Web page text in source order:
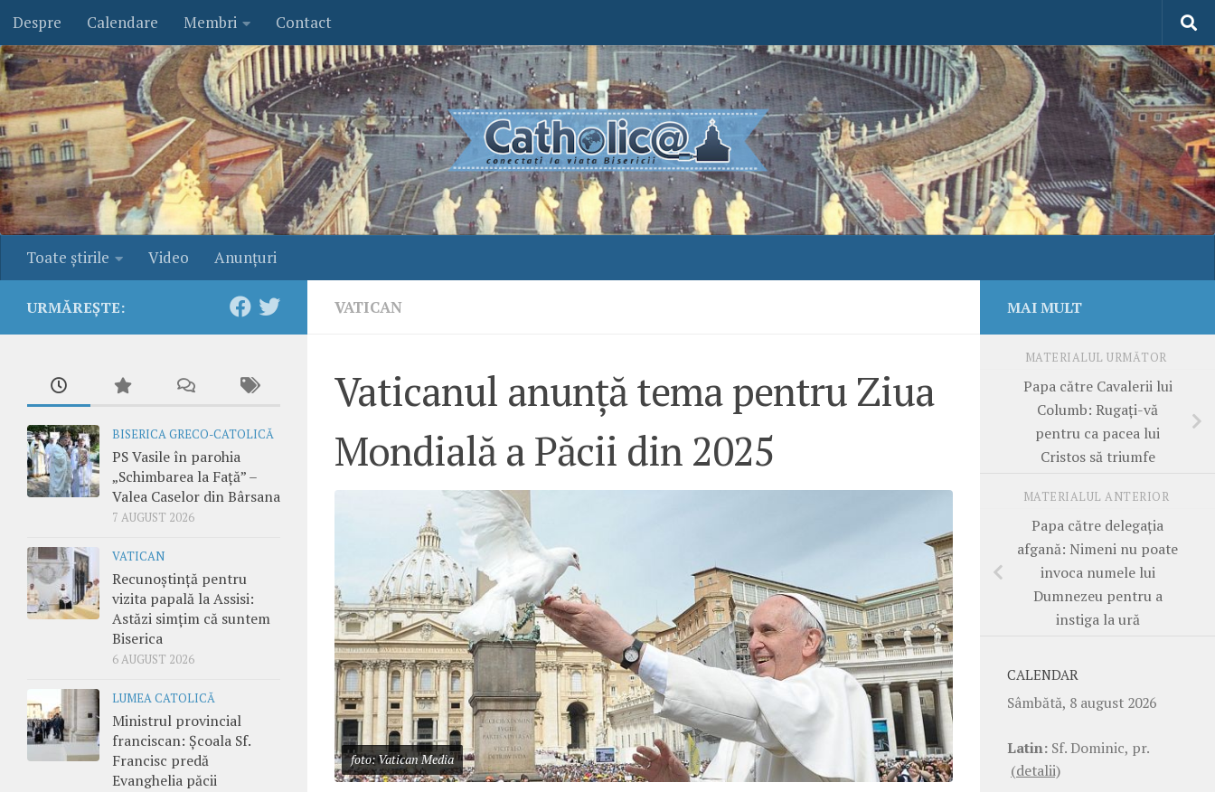
Skip to content
Despre Calendare Membri Contact
Toate ştirile Video Anunţuri
VATICAN
Vaticanul anunță tema pentru Ziua
Mondială a Păcii din 2025
foto: Vatican Media
URMĂREȘTE:
BISERICA GRECO-CATOLICĂ
PS Vasile în parohia
„Schimbarea la Față” –
Valea Caselor din Bârsana
7 AUGUST 2026
VATICAN
Recunoștință pentru
vizita papală la Assisi:
Astăzi simțim că suntem
Biserica
6 AUGUST 2026
LUMEA CATOLICĂ
Ministrul provincial
franciscan: Școala Sf.
Francisc predă
Evanghelia păcii
MAI MULT
MATERIALUL URMĂTOR
Papa către Cavalerii lui
Columb: Rugați-vă
pentru ca pacea lui
Cristos să triumfe
MATERIALUL ANTERIOR
Papa către delegația
afgană: Nimeni nu poate
invoca numele lui
Dumnezeu pentru a
instiga la ură
CALENDAR
Sâmbătă, 8 august 2026
Latin: Sf. Dominic, pr.
(detalii)